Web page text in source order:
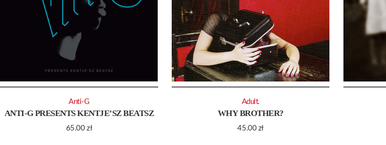
ANTI-G PRESENTS KENTJE’SZ BEATSZ
65.00zł
Anti-G
WHY BROTHER?
45.00 zł
Adult.